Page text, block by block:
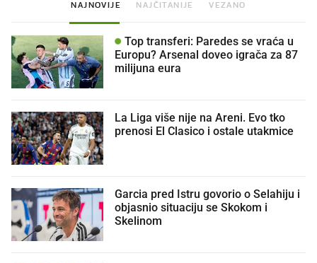
NAJNOVIJE NAJČITANIJE VEZANO
Top transferi: Paredes se vraća u
Europu? Arsenal doveo igrača za 87
milijuna eura
La Liga više nije na Areni. Evo tko
prenosi El Clasico i ostale utakmice
Garcia pred Istru govorio o Selahiju i
objasnio situaciju se Skokom i
Skelinom